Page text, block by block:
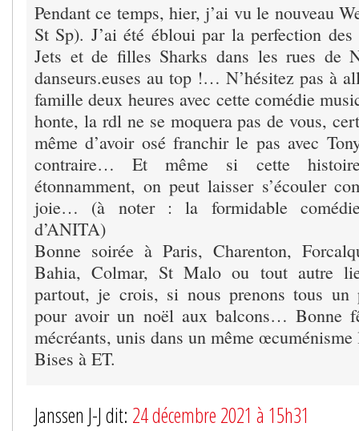
Pendant ce temps, hier, j’ai vu le nouveau
St Sp). J’ai été ébloui par la perfection des
Jets et de filles Sharks dans les rues de
danseurs.euses au top !… N’hésitez pas à
famille deux heures avec cette comédie
honte, la rdl ne se moquera pas de vous,
même d’avoir osé franchir le pas avec
contraire… Et même si cette
étonnamment, on peut laisser s’écouler
joie… (à noter : la formidable
d’ANITA)
Bonne soirée à Paris, Charenton,
Bahia, Colmar, St Malo ou tout autre
partout, je crois, si nous prenons tous un
pour avoir un noël aux balcons… Bonne
mécréants, unis dans un même
Bises à ET.
Janssen J-J dit: 24 décembre 2021 à 15h31